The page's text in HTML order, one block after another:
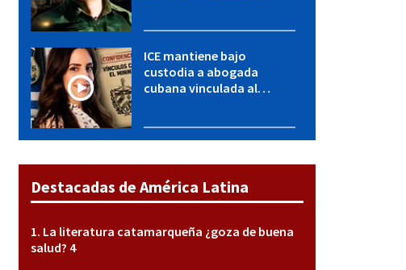
ICE mantiene bajo
custodia a abogada
cubana vinculada al
Destacadas de América Latina
La literatura catamarqueña ¿goza de buena
salud? 4